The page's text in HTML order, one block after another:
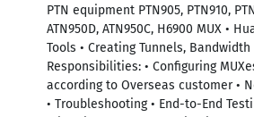
PTN equipment PTN905, PTN910,
ATN950D, ATN950C, H6900 MUX •
Tools • Creating Tunnels,
Responsibilities: • Configuring
according to Overseas customer •
• Troubleshooting • End-to-End